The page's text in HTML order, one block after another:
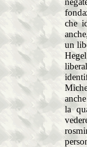
che
un
la